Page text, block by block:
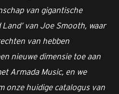
van gigantische
van Joe Smooth, waar
van hebben
nieuwe dimensie toe aan
Armada Music, en we
onze huidige catalogus van